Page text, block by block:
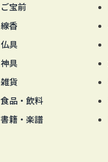
ご宝前
線香
仏具
神具
雑貨
食品・飲料
書籍・楽譜